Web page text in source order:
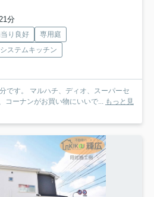
分
り良好
専用庭
システムキッチン
です。 マルハチ、ディオ、スーパーセ
コーナンがお買い物にいいで...
もっと見